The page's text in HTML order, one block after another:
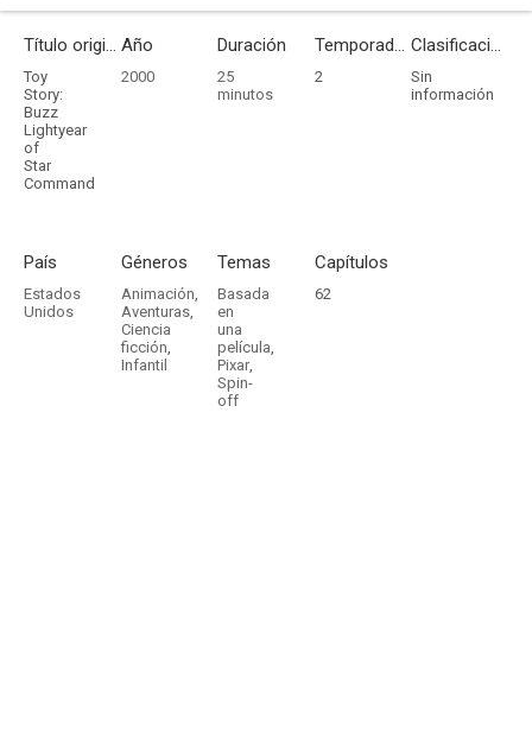
Título original
Toy
Story:
Buzz
Lightyear
of
Star
Command
Año
2000
Duración
25
minutos
Temporadas
2
Clasificación por edades
Sin
información
País
Estados
Unidos
Géneros
Animación,
Aventuras,
Ciencia
ficción,
Infantil
Temas
Basada
en
una
película,
Pixar,
Spin-
off
Capítulos
62